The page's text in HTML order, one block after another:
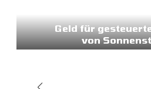
Geld für
von